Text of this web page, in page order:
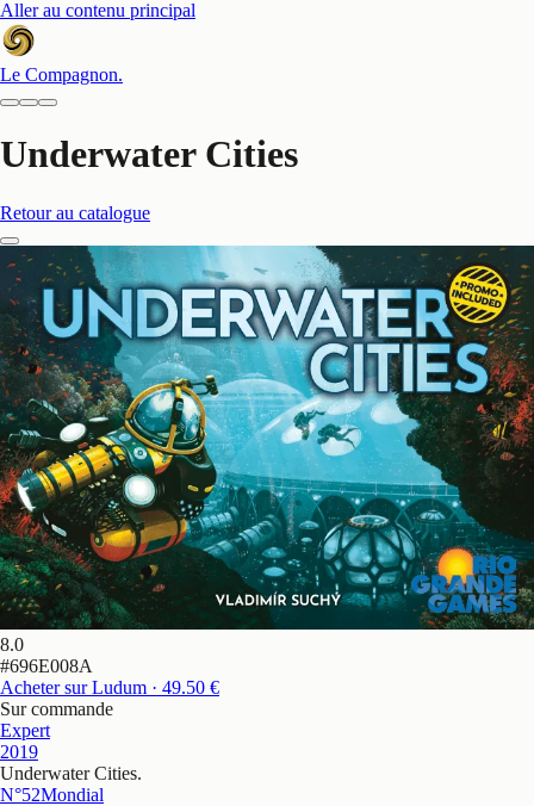
Aller au contenu principal
Le Compagnon.
Underwater Cities
Retour au catalogue
8.0
#696E008A
Acheter sur Ludum · 49.50 €
Sur commande
Expert
2019
Underwater Cities.
N°52Mondial